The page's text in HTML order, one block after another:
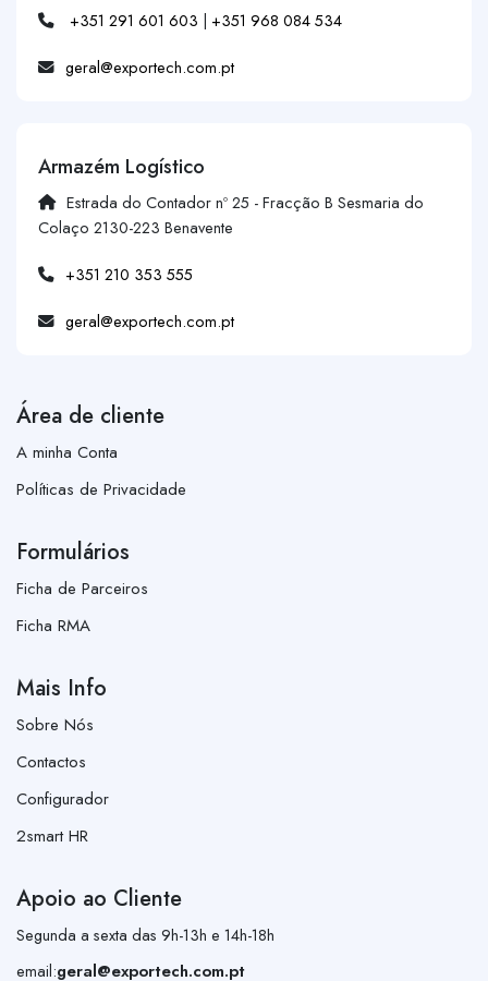
+351 291 601 603 | +351 968 084 534
geral@exportech.com.pt
Armazém Logístico
Estrada do Contador nº 25 - Fracção B Sesmaria do
Colaço 2130-223 Benavente
+351 210 353 555
geral@exportech.com.pt
Área de cliente
A minha Conta
Políticas de Privacidade
Formulários
Ficha de Parceiros
Ficha RMA
Mais Info
Sobre Nós
Contactos
Configurador
2smart HR
Apoio ao Cliente
Segunda a sexta das 9h-13h e 14h-18h
email:geral@exportech.com.pt